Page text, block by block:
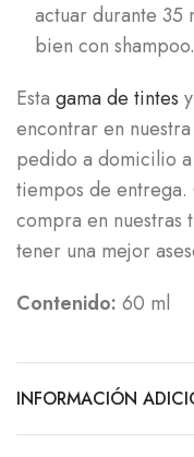
actuar durante 35
bien con shampoo.
Esta gama de tintes
encontrar en
pedido a domicilio
tiempos de
compra en nuestras
tener una mejor
Contenido: 60 ml
INFORMACIÓN